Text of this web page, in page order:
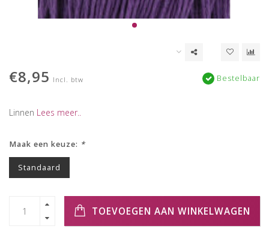
€8,95 Incl. btw Bestelbaar
Linnen Lees meer..
Maak een keuze: *
Standaard
TOEVOEGEN AAN WINKELWAGEN